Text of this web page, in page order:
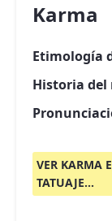
Karma
Etimología
Historia del
VER KARMA
TATUAJE...